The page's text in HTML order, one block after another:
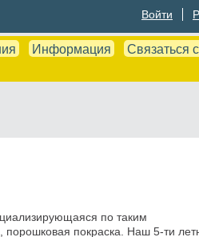
Войти
Информация
Связаться
по таким
порошковая покраска. Наш 5-ти